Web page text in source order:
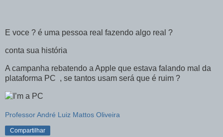
E voce ? é uma pessoa real fazendo algo real ?
conta sua história
A campanha rebatendo a Apple que estava falando mal da
plataforma PC , se tantos usam será que é ruim ?
Professor André Luiz Mattos Oliveira
Compartilhar